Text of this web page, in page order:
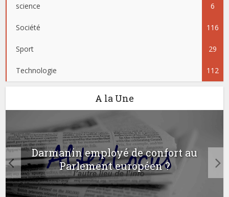
science 6
Société 116
Sport 29
Technologie 112
A la Une
Darmanin employé de confort au
Parlement européen ?